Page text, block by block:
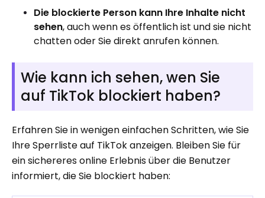
Die blockierte Person kann Ihre Inhalte nicht
sehen, auch wenn es öffentlich ist und sie nicht
chatten oder Sie direkt anrufen können.
Wie kann ich sehen, wen Sie
auf TikTok blockiert haben?
Erfahren Sie in wenigen einfachen Schritten, wie Sie
Ihre Sperrliste auf TikTok anzeigen. Bleiben Sie für
ein sichereres online Erlebnis über die Benutzer
informiert, die Sie blockiert haben: